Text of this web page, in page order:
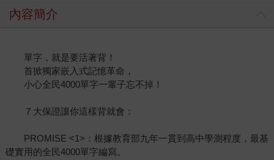
內容簡介
單字，就是要活著背！
首掀獨家嵌入式記憶革命，
小心全民4000單字一輩子忘不掉！
７大保證讓你這樣背就會：
PROMISE <1>：根據教育部九年一貫到高中學測程度，最基
礎實用的全民4000單字編寫。